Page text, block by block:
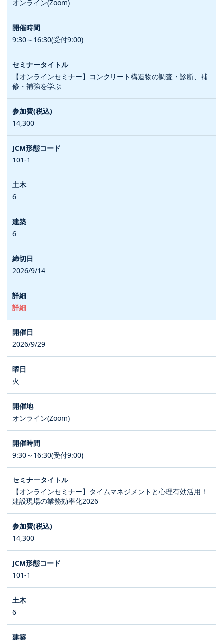
オンライン(Zoom)
9:30～16:30(受付9:00)
【オンラインセミナー】コンクリート構造物の調査・診断、補
修・補強を学ぶ
14,300
101-1
6
6
2026/9/14
詳細
2026/9/29
火
オンライン(Zoom)
9:30～16:30(受付9:00)
【オンラインセミナー】タイムマネジメントと心理有効活用！
建設現場の業務効率化2026
14,300
101-1
6